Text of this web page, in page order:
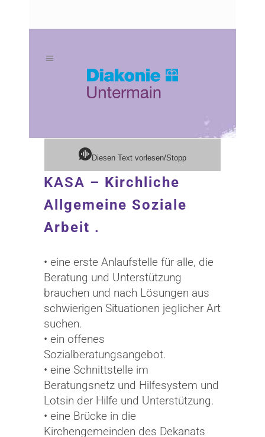
Diesen Text vorlesen/Stopp
KASA – Kirchliche
Allgemeine Soziale
Arbeit .
• eine erste Anlaufstelle für alle, die
Beratung und Unterstützung
brauchen und nach Lösungen aus
schwierigen Situationen jeglicher Art
suchen.
• ein offenes
Sozialberatungsangebot.
• eine Schnittstelle im
Beratungsnetz und Hilfesystem und
Lotsin der Hilfe und Unterstützung.
• eine Brücke in die
Kirchengemeinden des Dekanats